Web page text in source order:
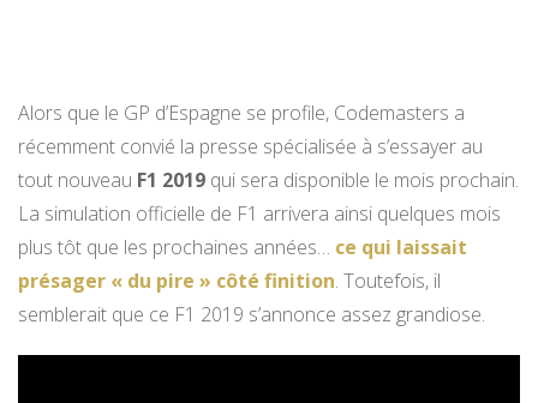
Alors que le GP d’Espagne se profile, Codemasters a
récemment convié la presse spécialisée à s’essayer au
tout nouveau F1 2019 qui sera disponible le mois prochain.
La simulation officielle de F1 arrivera ainsi quelques mois
plus tôt que les prochaines années… ce qui laissait
présager « du pire » côté finition. Toutefois, il
semblerait que ce F1 2019 s’annonce assez grandiose.